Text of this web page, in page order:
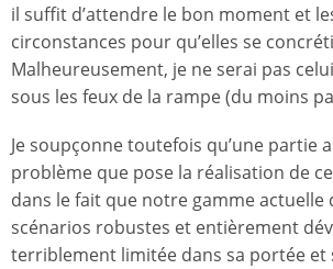
il suffit d’attendre le bon moment et
circonstances pour qu’elles se
Malheureusement, je ne serai pas
sous les feux de la rampe (du moins
Je soupçonne toutefois qu’une partie
problème que pose la réalisation de
dans le fait que notre gamme
scénarios robustes et entièrement
terriblement limitée dans sa portée et